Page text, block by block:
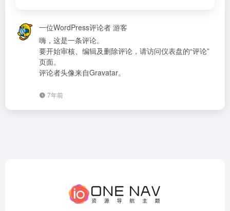
一位WordPress评论者 游客
嗨，这是一条评论。
要开始审核、编辑及删除评论，请访问仪表盘的“评论”
页面。
评论者头像来自Gravatar。
7年前